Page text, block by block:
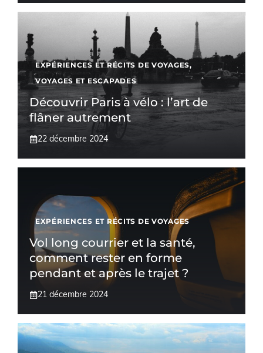
EXPÉRIENCES ET RÉCITS DE VOYAGES,
VOYAGES ET ESCAPADES
Découvrir Paris à vélo : l’art de
flâner autrement
22 décembre 2024
EXPÉRIENCES ET RÉCITS DE VOYAGES
Vol long courrier et la santé,
comment rester en forme
pendant et après le trajet ?
21 décembre 2024